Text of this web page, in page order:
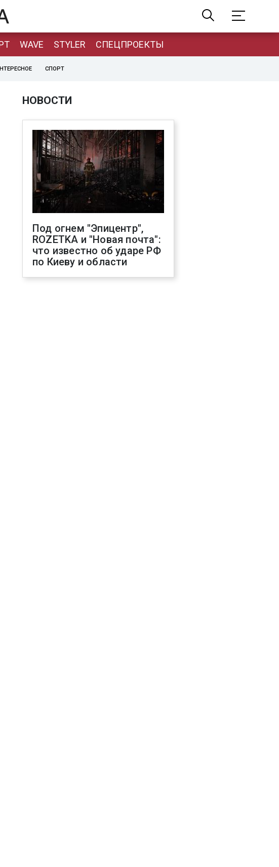
WAVE STYLER СПЕЦПРОЕКТЫ
СПОРТ
НОВОСТИ
Под огнем "Эпицентр",
ROZETKA и "Новая почта":
что известно об ударе РФ
по Киеву и области